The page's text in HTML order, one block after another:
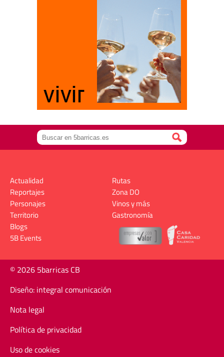
Actualidad
Reportajes
Personajes
Territorio
Rutas
Zona DO
Vinos y más
Gastronomía
Blogs
5B Events
© 2026 5barricas CB
Diseño: integral comunicación
Nota legal
Política de privacidad
Uso de cookies